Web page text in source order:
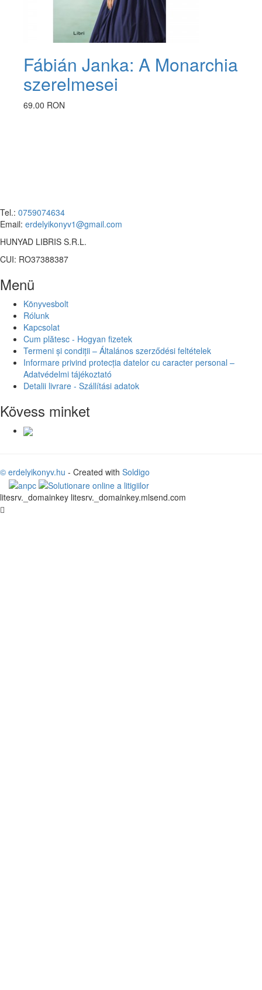
Fábián Janka: A Monarchia
szerelmesei
69.00 RON
Tel.: 0759074634
Email: erdelyikonyv1@gmail.com
HUNYAD LIBRIS S.R.L.
CUI: RO37388387
Menü
Könyvesbolt
Rólunk
Kapcsolat
Cum plătesc - Hogyan fizetek
Termeni și condiții – Általános szerződési feltételek
Informare privind protecția datelor cu caracter personal –
Adatvédelmi tájékoztató
Detalii livrare - Szállítási adatok
Kövess minket
© erdelyikonyv.hu - Created with Soldigo
litesrv._domainkey litesrv._domainkey.mlsend.com